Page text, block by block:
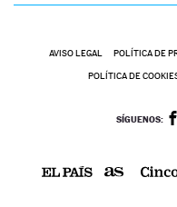
AVISO LEGAL POLÍTICA DE
POLÍTICA DE
SÍGUENOS: